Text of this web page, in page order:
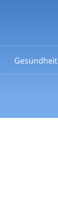
Gesundheit